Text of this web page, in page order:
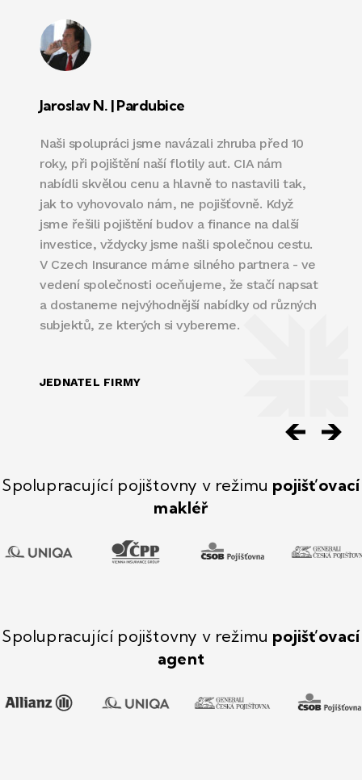
Jaroslav N. | Pardubice
Naši spolupráci jsme navázali zhruba před 10
roky, při pojištění naší flotily aut. CIA nám
nabídli skvělou cenu a hlavně to nastavili tak,
jak to vyhovovalo nám, ne pojišťovně. Když
jsme řešili pojištění budov a finance na další
investice, vždycky jsme našli společnou cestu.
V Czech Insurance máme silného partnera - ve
vedení společnosti oceňujeme, že stačí napsat
a dostaneme nejvýhodnější nabídky od různých
subjektů, ze kterých si vybereme.
JEDNATEL FIRMY
Spolupracující pojištovny v režimu pojišťovací
makléř
Spolupracující pojištovny v režimu pojišťovací
agent